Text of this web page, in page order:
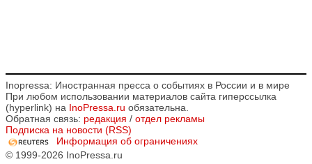
Inopressa: Иностранная пресса о событиях в России и в мире
При любом использовании материалов сайта гиперссылка
(hyperlink) на InoPressa.ru обязательна.
Обратная связь: редакция / отдел рекламы
Подписка на новости (RSS)
Информация об ограничениях
© 1999-2026 InoPressa.ru